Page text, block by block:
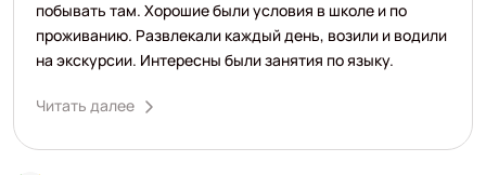
побывать там. Хорошие были условия в школе и по
проживанию. Развлекали каждый день, возили и водили
на экскурсии. Интересны были занятия по языку.
Читать далее